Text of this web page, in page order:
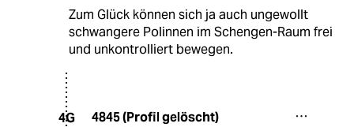
Zum Glück können sich ja auch ungewollt
schwangere Polinnen im Schengen-Raum frei
und unkontrolliert bewegen.
4G 4845 (Profil gelöscht)